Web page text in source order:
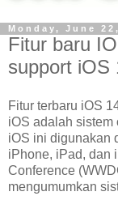
Monday, June
Fitur baru
support iOS
Fitur terbaru iOS
iOS adalah
iOS ini digunakan
iPhone, iPad, dan
Conference
mengumumkan